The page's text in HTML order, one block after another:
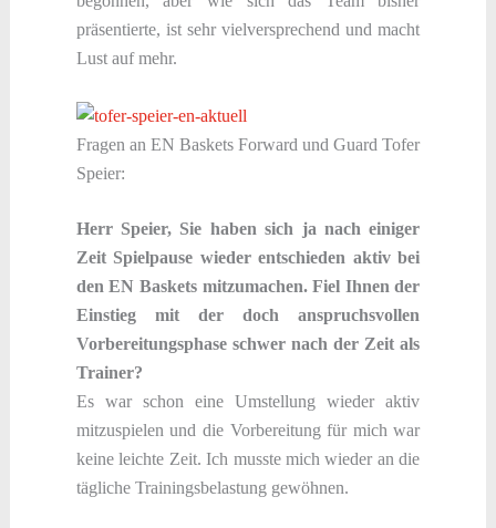
präsentierte, ist sehr vielversprechend und macht
Lust auf mehr.
Fragen an EN Baskets Forward und Guard Tofer
Speier:
Herr Speier, Sie haben sich ja nach einiger
Zeit Spielpause wieder entschieden aktiv bei
den EN Baskets mitzumachen. Fiel Ihnen der
Einstieg mit der doch anspruchsvollen
Vorbereitungsphase schwer nach der Zeit als
Trainer?
Es war schon eine Umstellung wieder aktiv
mitzuspielen und die Vorbereitung für mich war
keine leichte Zeit. Ich musste mich wieder an die
tägliche Trainingsbelastung gewöhnen.